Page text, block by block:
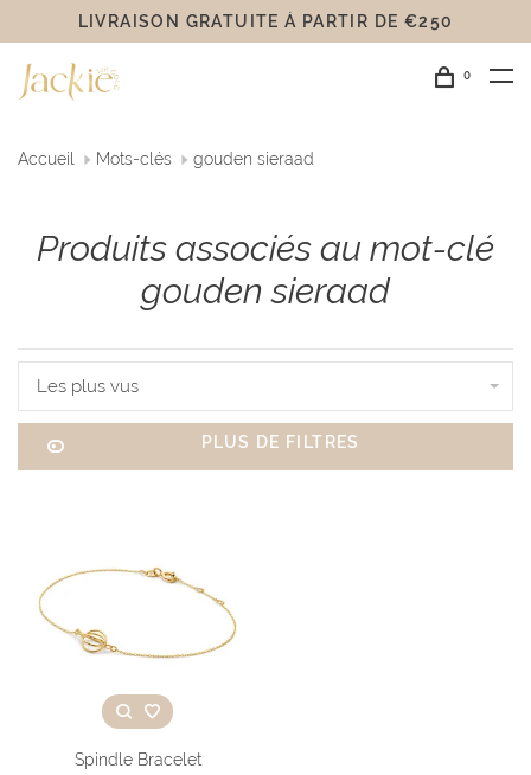
LIVRAISON GRATUITE Á PARTIR DE €250
0
Accueil Mots-clés gouden sieraad
Produits associés au mot-clé
gouden sieraad
Les plus vus
PLUS DE FILTRES
Spindle Bracelet